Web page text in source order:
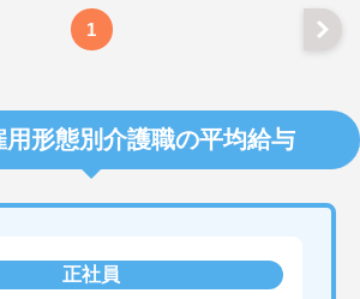
1
用形態別介護職の平均給与
正社員